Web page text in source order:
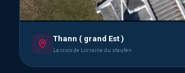
Thann ( grand Est )
La croix de Lorraine du staufen